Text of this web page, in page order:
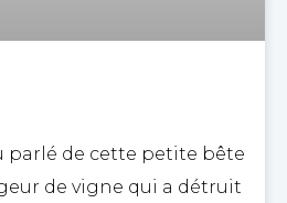
parlé de cette petite bête
de vigne qui a détruit